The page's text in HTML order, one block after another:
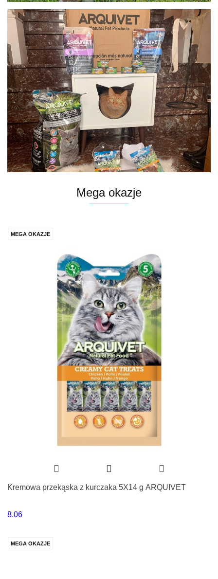
Mega okazje
MEGA OKAZJE
Kremowa przekąska z kurczaka 5X14 g ARQUIVET
8.06
MEGA OKAZJE